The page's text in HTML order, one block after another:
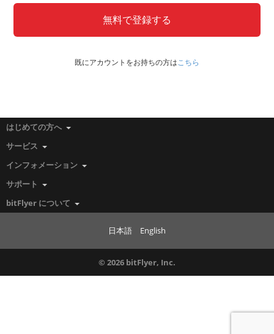
無料で登録する
既にアカウントをお持ちの方はこちら
はじめての方へ
サービス
インフォメーション
サポート
bitFlyer について
日本語 English
© 2026 bitFlyer, Inc.